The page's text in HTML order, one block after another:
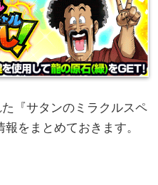
『サタンのミラクルスペ
をまとめておきます。